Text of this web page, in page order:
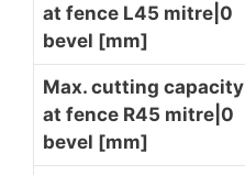
at fence L45 mitre|0
bevel [mm]
Max. cutting capacity
at fence R45 mitre|0
bevel [mm]